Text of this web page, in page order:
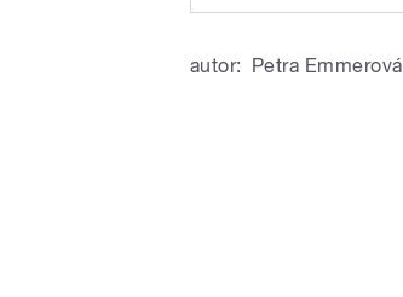
autor:
Petra Emmerová